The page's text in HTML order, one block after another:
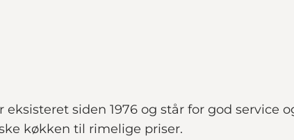
eksisteret siden 1976 og står for god
køkken til rimelige priser.